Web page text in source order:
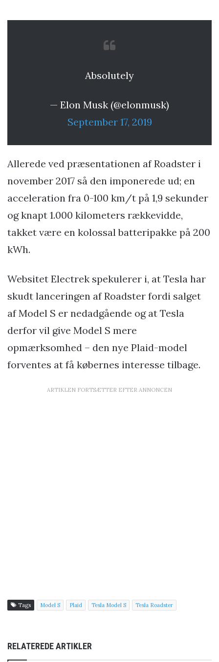
Absolutely
— Elon Musk (@elonmusk)
September 17, 2019
Allerede ved præsentationen af Roadster i
november 2017 så den imponerede ud; en
acceleration fra 0-100 km/t på 1,9 sekunder
og knapt 1.000 kilometers rækkevidde,
takket være en kolossal batteripakke på 200
kWh.
Websitet Electrek spekulerer i, at Tesla har
skudt lanceringen af Roadster fordi salget
af Model S er nedadgående og at Tesla
derfor vil give Model S mere
opmærksomhed – den nye Plaid-model
forventes at få købernes interesse tilbage.
ARTIKLEN FORTSÆTTER EFTER ANNONCEN
Tags Model S Plaid Tesla Model S Tesla Roadster
RELATEREDE ARTIKLER